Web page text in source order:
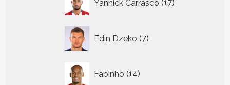
Yannick Carrasco 17
producten
Edin Dzeko 7
producten
Fabinho 14
producten